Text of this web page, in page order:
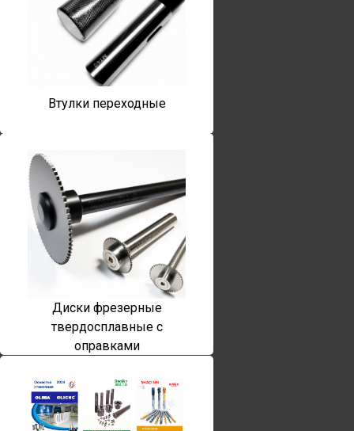
Втулки переходные
Диски фрезерные
твердосплавные с
оправками